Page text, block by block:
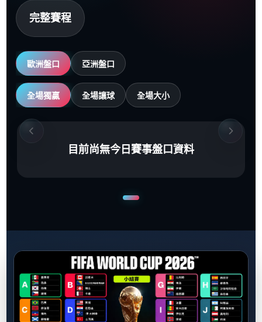
完整賽程
歐洲盤口 亞洲盤口
全場獨贏 全場讓球 全場大小
目前尚無今日賽事盤口資料